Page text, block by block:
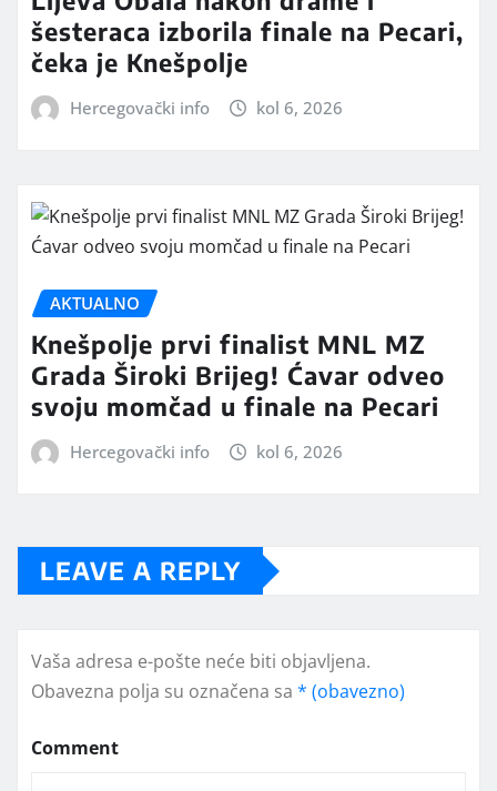
šesteraca izborila finale na Pecari,
čeka je Knešpolje
Hercegovački info kol 6, 2026
AKTUALNO
Knešpolje prvi finalist MNL MZ
Grada Široki Brijeg! Ćavar odveo
svoju momčad u finale na Pecari
Hercegovački info kol 6, 2026
LEAVE A REPLY
Vaša adresa e-pošte neće biti objavljena.
Obavezna polja su označena sa * (obavezno)
Comment